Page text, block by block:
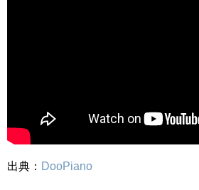
出典： DooPiano